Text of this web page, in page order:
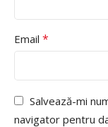
Email *
Salvează-mi
navigator pentru